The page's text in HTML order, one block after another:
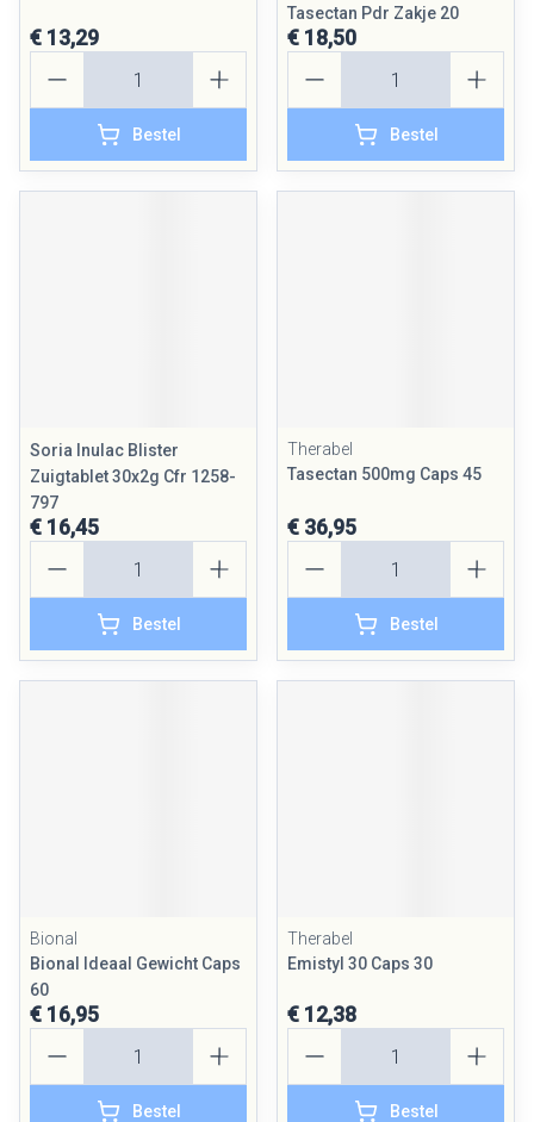
€ 13,29
Bestel
Tasectan Pdr Zakje 20
€ 18,50
Bestel
Soria Inulac Blister
Zuigtablet 30x2g Cfr 1258-
797
€ 16,45
Bestel
Therabel
Tasectan 500mg Caps 45
€ 36,95
Bestel
Bional
Bional Ideaal Gewicht Caps
60
€ 16,95
Bestel
Therabel
Emistyl 30 Caps 30
€ 12,38
Bestel